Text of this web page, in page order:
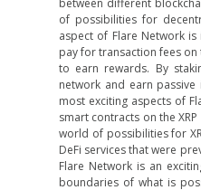
of possibilities for
aspect of Flare Network is
pay for transaction fees
to earn rewards. By
network and earn
most exciting aspects of
smart contracts on the
world of possibilities for
DeFi services that were
Flare Network is an
boundaries of what is